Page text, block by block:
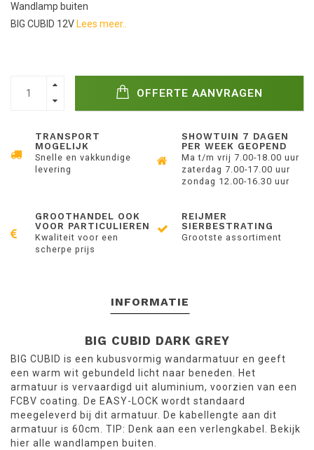
Wandlamp buiten
BIG CUBID 12V Lees meer..
OFFERTE AANVRAGEN
TRANSPORT
MOGELIJK
Snelle en vakkundige
levering
SHOWTUIN 7 DAGEN
PER WEEK GEOPEND
Ma t/m vrij 7.00-18.00 uur
zaterdag 7.00-17.00 uur
zondag 12.00-16.30 uur
GROOTHANDEL OOK
VOOR PARTICULIEREN
Kwaliteit voor een
scherpe prijs
REIJMER
SIERBESTRATING
Grootste assortiment
INFORMATIE
BIG CUBID DARK GREY
BIG CUBID is een kubusvormig wandarmatuur en geeft
een warm wit gebundeld licht naar beneden. Het
armatuur is vervaardigd uit aluminium, voorzien van een
FCBV coating. De EASY-LOCK wordt standaard
meegeleverd bij dit armatuur. De kabellengte aan dit
armatuur is 60cm. TIP: Denk aan een verlengkabel. Bekijk
hier alle wandlampen buiten.